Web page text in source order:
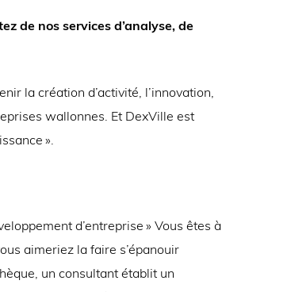
de nos services d’analyse, de
la création d’activité, l’innovation,
wallonnes. Et DexVille est
».
d’entreprise » Vous êtes à
aimeriez la faire s’épanouir
un consultant établit un